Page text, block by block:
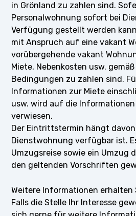
in Grönland zu zahlen sind.
Personalwohnung sofort bei
Verfügung gestellt werden
mit Anspruch auf eine vakant
vorübergehende vakant
Miete, Nebenkosten usw.
Bedingungen zu zahlen sind.
Informationen zur Miete
usw. wird auf die
verwiesen.
Der Eintrittstermin hängt
Dienstwohnung verfügbar ist.
Umzugsreise sowie ein Umzug
den geltenden Vorschriften
Weitere Informationen erhalten
Falls die Stelle Ihr Interesse